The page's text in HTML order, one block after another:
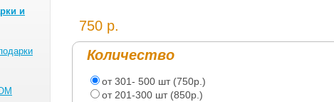
и
750 р.
Количество
от 301- 500 шт (750р.)
от 201-300 шт (850р.)